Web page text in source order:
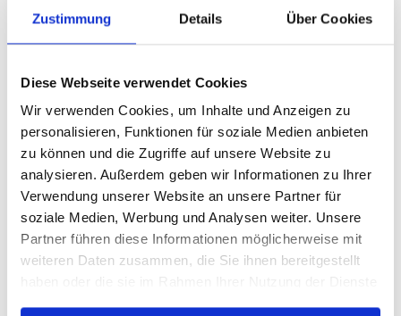
Zustimmung Details Über Cookies
Diese Webseite verwendet Cookies
Wir verwenden Cookies, um Inhalte und Anzeigen zu
personalisieren, Funktionen für soziale Medien anbieten
zu können und die Zugriffe auf unsere Website zu
analysieren. Außerdem geben wir Informationen zu Ihrer
Verwendung unserer Website an unsere Partner für
soziale Medien, Werbung und Analysen weiter. Unsere
Partner führen diese Informationen möglicherweise mit
weiteren Daten zusammen, die Sie ihnen bereitgestellt
gesammelt haben. Sie geben Einwilligung zu unseren
Vorstand INSOPA Stiftung
Versorgungspreis 2014